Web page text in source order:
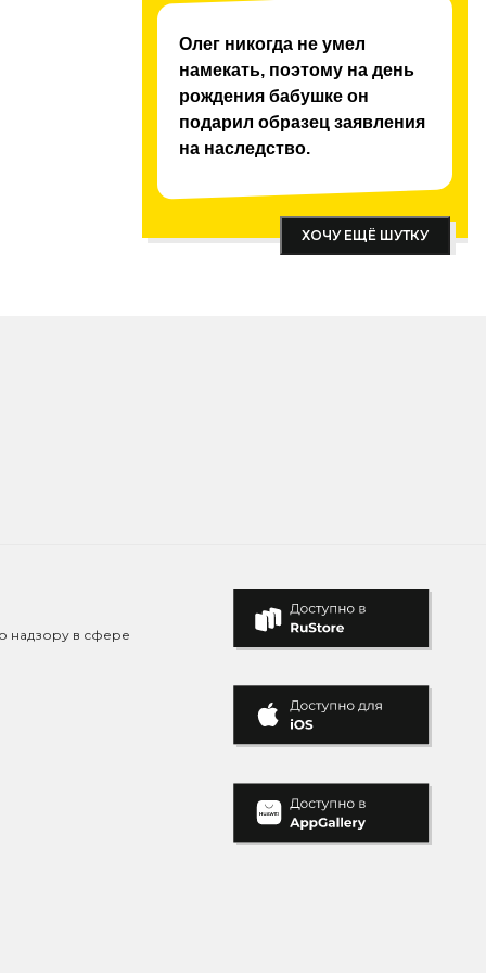
Олег никогда не умел
намекать, поэтому на день
рождения бабушке он
подарил образец заявления
на наследство.
ХОЧУ ЕЩЁ ШУТКУ
надзору в сфере